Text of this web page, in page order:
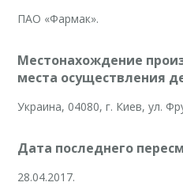
ПАО «Фармак».
Местонахождение
места осуществления
Украина, 04080, г. Киев, ул.
Дата последнего
28.04.2017.